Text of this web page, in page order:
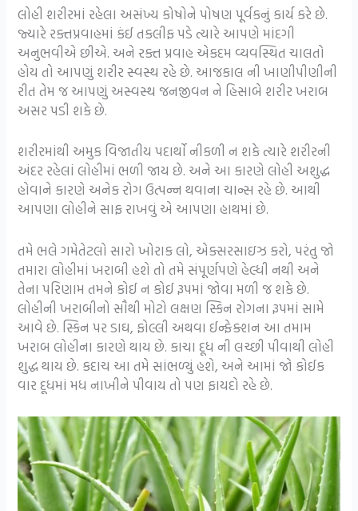
લોહી શરીરમાં રહેલા અસંખ્ય કોષોને પોષણ પૂર્વકનું કાર્ય કરે છે.
જ્યારે રક્તપ્રવાહમાં કંઈ તકલીફ પડે ત્યારે આપણે માંદગી
અનુભવીએ છીએ. અને રક્ત પ્રવાહ એકદમ વ્યવસ્થિત ચાલતો
હોય તો આપણું શરીર સ્વસ્થ રહે છે. આજકાલ ની ખાણીપીણીની
રીત તેમ જ આપણું અસ્વસ્થ જનજીવન ને હિસાબે શરીર ખરાબ
અસર પડી શકે છે.
શરીરમાંથી અમુક વિજાતીય પદાર્થો નીકળી ન શકે ત્યારે શરીરની
અંદર રહેલાં લોહીમાં ભળી જાય છે. અને આ કારણે લોહી અશુદ્ધ
હોવાને કારણે અનેક રોગ ઉત્પન્ન થવાના ચાન્સ રહે છે. આથી
આપણા લોહીને સાફ રાખવું એ આપણા હાથમાં છે.
તમે ભલે ગમેતેટલો સારો ખોરાક લો, એક્સરસાઇઝ કરો, પરંતુ જો
તમારા લોહીમાં ખરાબી હશે તો તમે સંપૂર્ણપણે હેલ્ધી નથી અને
તેના પરિણામ તમને કોઈ ન કોઈ રૂપમાં જોવા મળી જ શકે છે.
લોહીની ખરાબીનો સૌથી મોટો લક્ષણ સ્કિન રોગના રૂપમાં સામે
આવે છે. સ્કિન પર ડાઘ, ફોલ્લી અથવા ઈન્ફેક્શન આ તમામ
ખરાબ લોહીના કારણે થાય છે. કાચા દૂધ ની લચ્છી પીવાથી લોહી
શુદ્ધ થાય છે. કદાચ આ તમે સાંભળ્યું હશે, અને આમાં જો કોઈક
વાર દૂધમાં મધ નાખીને પીવાય તો પણ ફાયદો રહે છે.